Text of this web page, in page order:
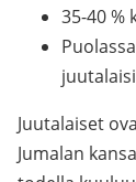
35-40 %
Juutalaiset
Jumalan